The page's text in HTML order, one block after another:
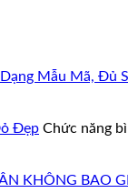
Mẫu Mã, Đủ
Đẹp Chức năng
KHÔNG BAO